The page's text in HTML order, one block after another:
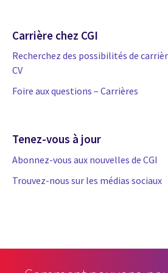
Carrière chez CGI
Recherchez des possibilités de
CV
Foire aux questions – Carrières
Tenez-vous à jour
Abonnez-vous aux nouvelles de CGI
Trouvez-nous sur les médias sociaux